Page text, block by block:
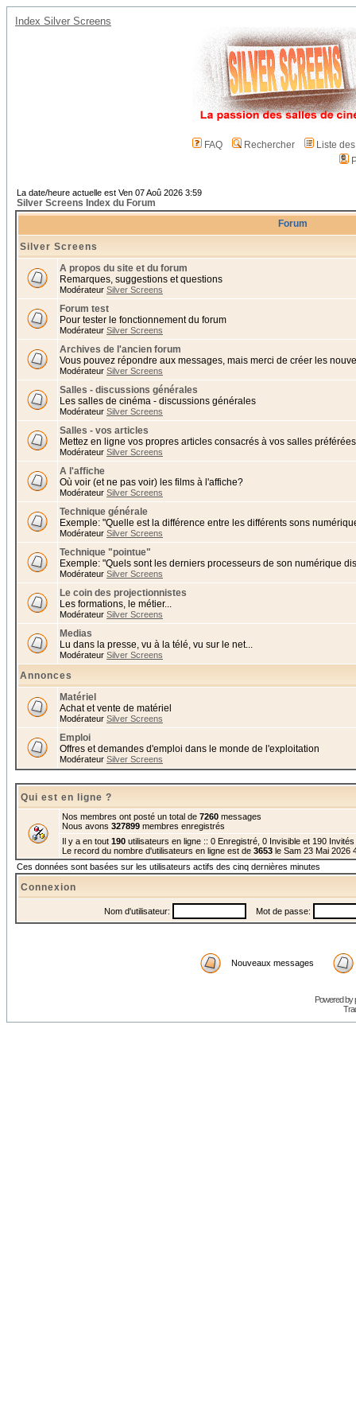
Index Silver Screens
FAQ Rechercher
Liste
La date/heure actuelle est Ven 07 Aoû 2026 3:59
Silver Screens Index du Forum
Forum
Silver Screens
A propos du site et du forum
Remarques, suggestions et questions
Modérateur Silver Screens
Forum test
Pour tester le fonctionnement du forum
Modérateur Silver Screens
Archives de l'ancien forum
Vous pouvez répondre aux messages, mais merci de créer les
Modérateur Silver Screens
Salles - discussions générales
Les salles de cinéma - discussions générales
Modérateur Silver Screens
Salles - vos articles
Mettez en ligne vos propres articles consacrés à vos salles
Modérateur Silver Screens
A l'affiche
Où voir (et ne pas voir) les films à l'affiche?
Modérateur Silver Screens
Technique générale
Exemple: "Quelle est la différence entre les différents sons
Modérateur Silver Screens
Technique "pointue"
Exemple: "Quels sont les derniers processeurs de son numérique
Modérateur Silver Screens
Le coin des projectionnistes
Les formations, le métier...
Modérateur Silver Screens
Medias
Lu dans la presse, vu à la télé, vu sur le net...
Modérateur Silver Screens
Annonces
Matériel
Achat et vente de matériel
Modérateur Silver Screens
Emploi
Offres et demandes d'emploi dans le monde de l'exploitation
Modérateur Silver Screens
Qui est en ligne ?
Nos membres ont posté un total de 7260 messages
Nous avons 327899 membres enregistrés
Il y a en tout 190 utilisateurs en ligne :: 0 Enregistré, 0 Invisible et 190
Le record du nombre d'utilisateurs en ligne est de 3653 le Sam 23 Mai 2026
Ces données sont basées sur les utilisateurs actifs des cinq dernières minutes
Connexion
Nom d'utilisateur: Mot de passe:
Nouveaux messages
Powered by